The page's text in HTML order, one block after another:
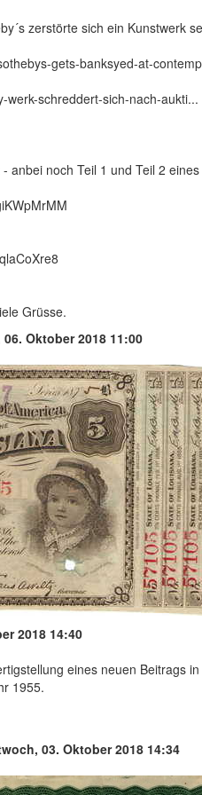
zerstörte sich ein Kunstwerk
gets-banksyed-at-
werk-schreddert-sich-nach-aukti...
anbei noch Teil 1 und Teil 2
Grüsse.
06. Oktober 2018 11:00
2018 14:40
eines neuen Beitrags
1955.
03. Oktober 2018 14:34